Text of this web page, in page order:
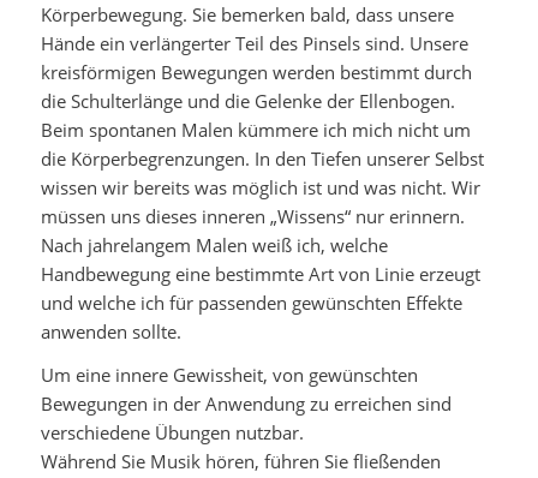
Körperbewegung. Sie bemerken bald, dass unsere
Hände ein verlängerter Teil des Pinsels sind. Unsere
kreisförmigen Bewegungen werden bestimmt durch
die Schulterlänge und die Gelenke der Ellenbogen.
Beim spontanen Malen kümmere ich mich nicht um
die Körperbegrenzungen. In den Tiefen unserer Selbst
wissen wir bereits was möglich ist und was nicht. Wir
müssen uns dieses inneren „Wissens“ nur erinnern.
Nach jahrelangem Malen weiß ich, welche
Handbewegung eine bestimmte Art von Linie erzeugt
und welche ich für passenden gewünschten Effekte
anwenden sollte.
Um eine innere Gewissheit, von gewünschten
Bewegungen in der Anwendung zu erreichen sind
verschiedene Übungen nutzbar.
Während Sie Musik hören, führen Sie fließenden